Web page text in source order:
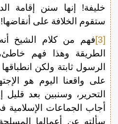
خليفة! إنها سنن إقامة
ستقوم الخلافة على أنقاضها!
[3]
فهم من كلام الشيخ
الطريقة وهذا فهم
الرسول ثابتة ولكن
على واقعنا اليوم هو
التحرير، وسنبين بعد
سألته عن أعمالها